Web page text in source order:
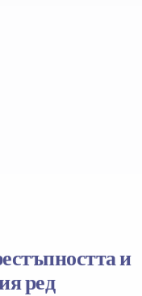
и
ред